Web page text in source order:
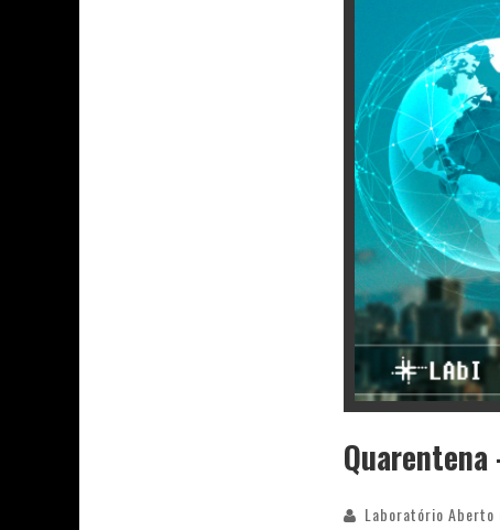
Laboratório